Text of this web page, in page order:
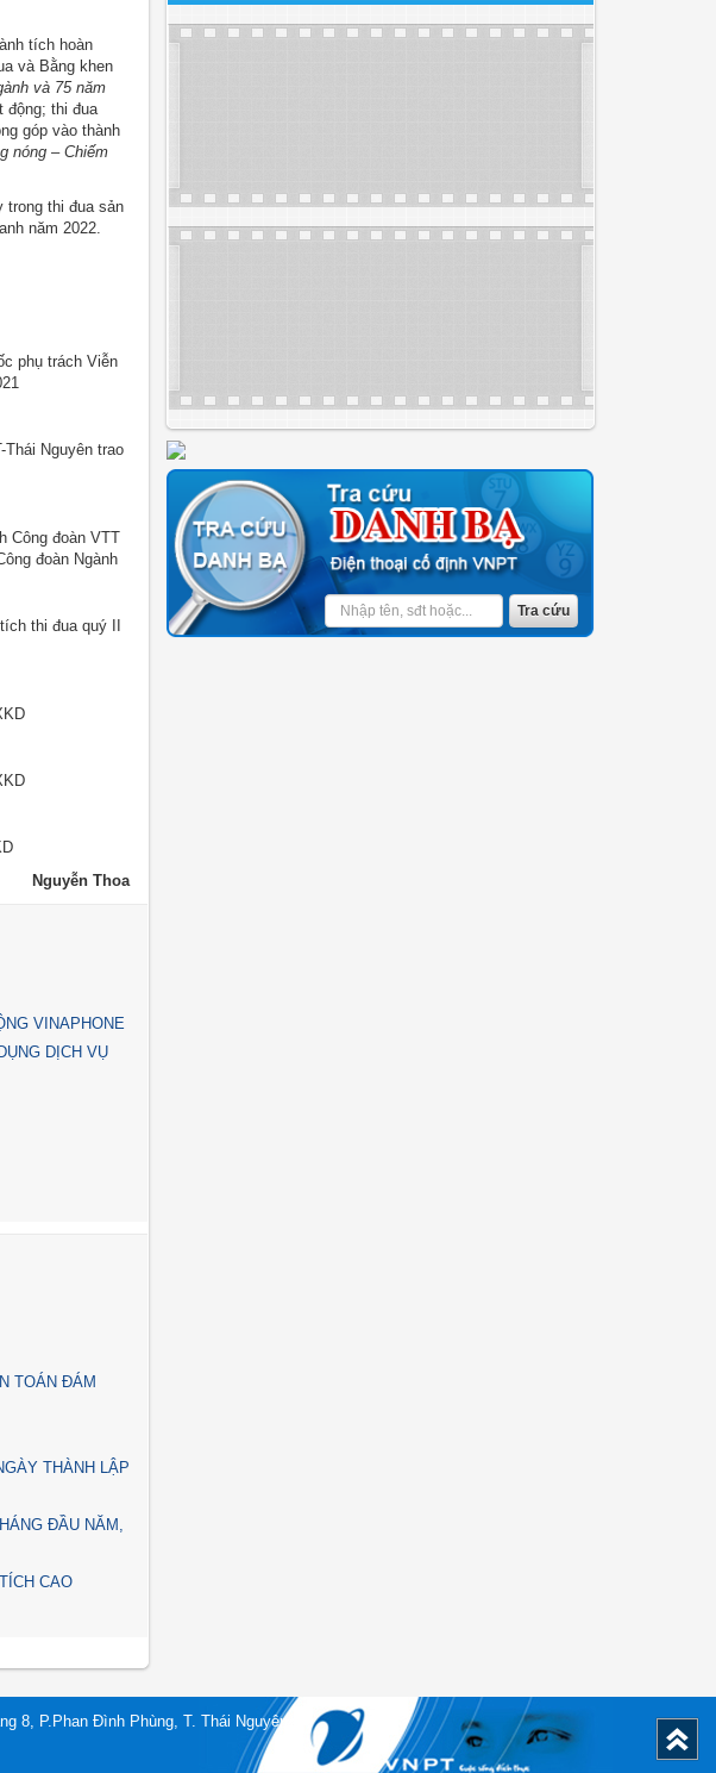
tích hoàn
và Bằng khen
và 75 năm
động; thi đua
góp vào thành
nóng – Chiếm
trong thi đua sản
năm 2022.
phụ trách Viễn
Nguyên trao
Công đoàn VTT
đoàn Ngành
thi đua quý II
Nguyễn Thoa
VINAPHONE
DỊCH VỤ
TOÁN ĐÁM
THÀNH LẬP
ĐẦU NĂM,
CAO
8, P.Phan Đình Phùng, T. Thái Nguyên